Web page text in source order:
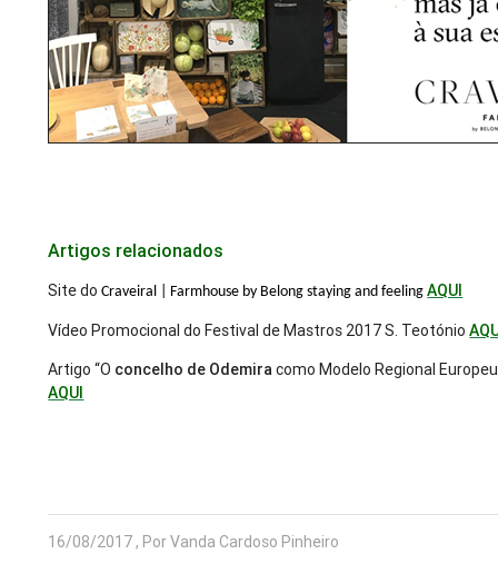
Artigos relacionados
Site doCraveiral | Farmhouse by Belong staying and feeling AQUI
Vídeo Promocional do Festival de Mastros 2017 S. Teotónio
Artigo “O concelho de Odemiracomo Modelo Regional
AQUI
16/08/2017 , Por Vanda Cardoso Pinheiro